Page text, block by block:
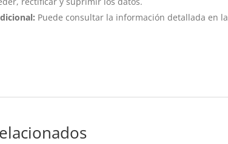
Puede consultar la información detallada en la